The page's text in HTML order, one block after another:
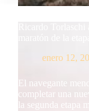
enero 12,
El navegante
completar una
la segunda etapa